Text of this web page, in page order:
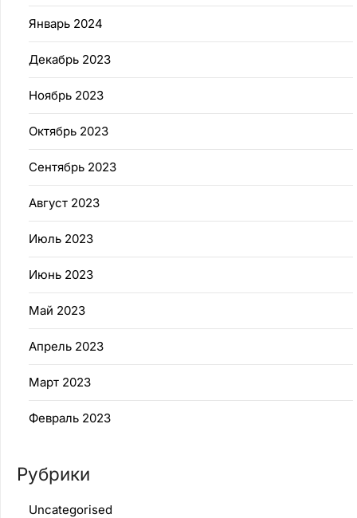
Январь 2024
Декабрь 2023
Ноябрь 2023
Октябрь 2023
Сентябрь 2023
Август 2023
Июль 2023
Июнь 2023
Май 2023
Апрель 2023
Март 2023
Февраль 2023
Рубрики
Uncategorised